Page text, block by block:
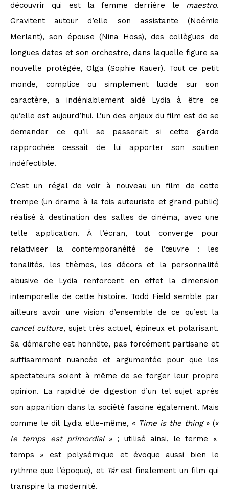
découvrir qui est la femme derrière le maestro.
Gravitent autour d’elle son assistante (Noémie
Merlant), son épouse (Nina Hoss), des collègues de
longues dates et son orchestre, dans laquelle figure sa
nouvelle protégée, Olga (Sophie Kauer). Tout ce petit
monde, complice ou simplement lucide sur son
caractère, a indéniablement aidé Lydia à être ce
qu’elle est aujourd’hui. L’un des enjeux du film est de se
demander ce qu’il se passerait si cette garde
rapprochée cessait de lui apporter son soutien
indéfectible.
C’est un régal de voir à nouveau un film de cette
trempe (un drame à la fois auteuriste et grand public)
réalisé à destination des salles de cinéma, avec une
telle application. À l’écran, tout converge pour
relativiser la contemporanéité de l’œuvre : les
tonalités, les thèmes, les décors et la personnalité
abusive de Lydia renforcent en effet la dimension
intemporelle de cette histoire. Todd Field semble par
ailleurs avoir une vision d’ensemble de ce qu’est la
cancel culture, sujet très actuel, épineux et polarisant.
Sa démarche est honnête, pas forcément partisane et
suffisamment nuancée et argumentée pour que les
spectateurs soient à même de se forger leur propre
opinion. La rapidité de digestion d’un tel sujet après
son apparition dans la société fascine également. Mais
comme le dit Lydia elle-même, « Time is the thing» («
le temps est primordial » ; utilisé ainsi, le terme «
temps » est polysémique et évoque aussi bien le
rythme que l’époque), et Tárest finalement un film qui
transpire la modernité.